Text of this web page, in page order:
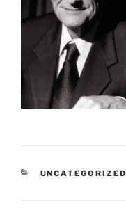
CATEGORÍAS
UNCATEGORIZED